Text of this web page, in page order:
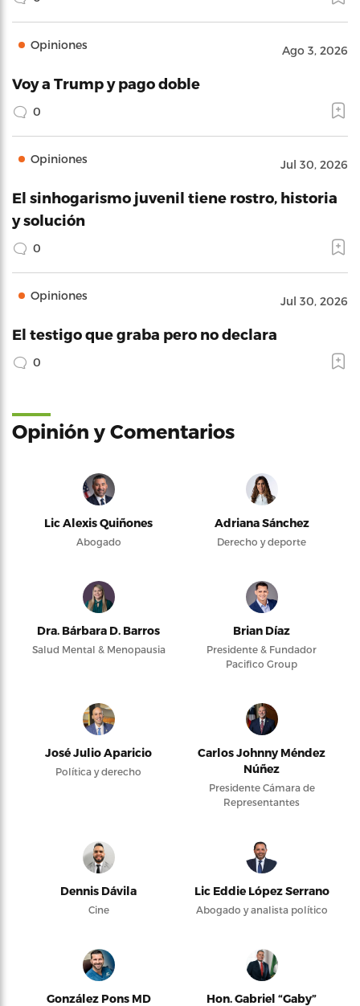
Opiniones Ago 3, 2026
Voy a Trump y pago doble
0
Opiniones Jul 30, 2026
El sinhogarismo juvenil tiene rostro, historia
y solución
0
Opiniones Jul 30, 2026
El testigo que graba pero no declara
0
Opinión y Comentarios
Lic Alexis Quiñones
Abogado
Adriana Sánchez
Derecho y deporte
Dra. Bárbara D. Barros
Salud Mental & Menopausia
Brian Díaz
Presidente & Fundador
Pacifico Group
José Julio Aparicio
Política y derecho
Carlos Johnny Méndez
Núñez
Presidente Cámara de
Representantes
Dennis Dávila
Cine
Lic Eddie López Serrano
Abogado y analista político
González Pons MD
Hon. Gabriel “Gaby”